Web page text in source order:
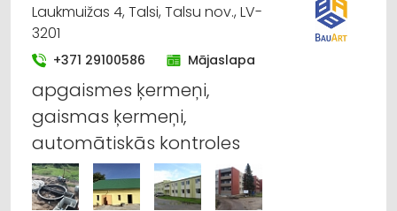
Laukmuižas 4, Talsi, Talsu nov., LV-
3201
+371 29100586 Mājaslapa
apgaismes ķermeņi,
gaismas ķermeņi,
automātiskās kontroles